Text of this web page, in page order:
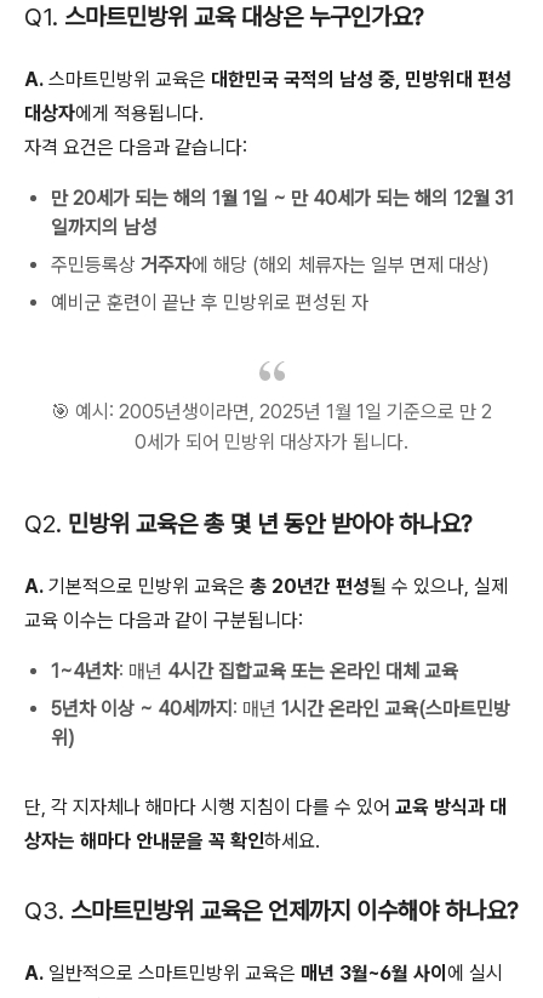
Q1. 스마트민방위 교육 대상은 누구인가요?
A. 스마트민방위 교육은 대한민국 국적의 남성 중, 민방위대 편성
대상자에게 적용됩니다.
자격 요건은 다음과 같습니다:
만 20세가 되는 해의 1월 1일 ~ 만 40세가 되는 해의 12월 31
일까지의 남성
주민등록상 거주자에 해당 (해외 체류자는 일부 면제 대상)
예비군 훈련이 끝난 후 민방위로 편성된 자
🎯 예시: 2005년생이라면, 2025년 1월 1일 기준으로 만 2
0세가 되어 민방위 대상자가 됩니다.
Q2. 민방위 교육은 총 몇 년 동안 받아야 하나요?
A. 기본적으로 민방위 교육은 총 20년간 편성될 수 있으나, 실제
교육 이수는 다음과 같이 구분됩니다:
1~4년차: 매년 4시간 집합교육 또는 온라인 대체 교육
5년차 이상 ~ 40세까지 : 매년 1시간 온라인 교육(스마트민방
위)
단, 각 지자체나 해마다 시행 지침이 다를 수 있어 교육 방식과 대
상자는 해마다 안내문을 꼭 확인하세요.
Q3. 스마트민방위 교육은 언제까지 이수해야 하나요?
A. 일반적으로 스마트민방위 교육은 매년 3월~6월 사이 에 실시